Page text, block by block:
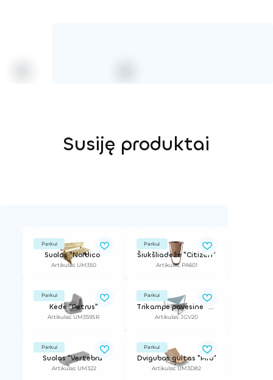
Susiję produktai
Parkui
Suolas "Nordico"
Artikulas: UM350
Parkui
Šiukšliadėžė "Citizen"
Artikulas: PA601
Parkui
Kėdė "Petrus"
Artikulas: UM359SR
Parkui
Trikampė pavėsinė "GeoVELA" 20 m²
Artikulas: JGV20
Parkui
Suolas "Vertebra"
Artikulas: UM322
Parkui
Dvigubas gultas "Piro"
Artikulas: UM3D82